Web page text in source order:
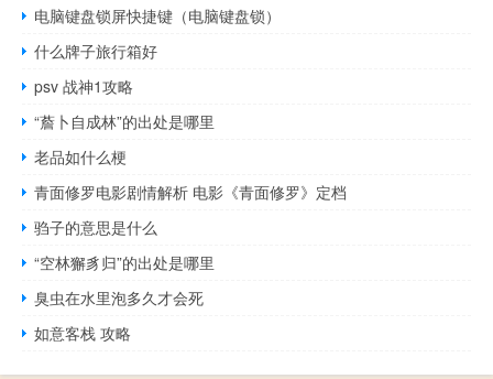
电脑键盘锁屏快捷键（电脑键盘锁）
什么牌子旅行箱好
psv 战神1攻略
“薝卜自成林”的出处是哪里
老品如什么梗
青面修罗电影剧情解析 电影《青面修罗》定档
驺子的意思是什么
“空林獬豸归”的出处是哪里
臭虫在水里泡多久才会死
如意客栈 攻略